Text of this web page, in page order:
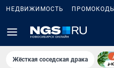
НЕДВИЖИМОСТЬ ПРОМОКОДЫ
Жёсткая соседская драка